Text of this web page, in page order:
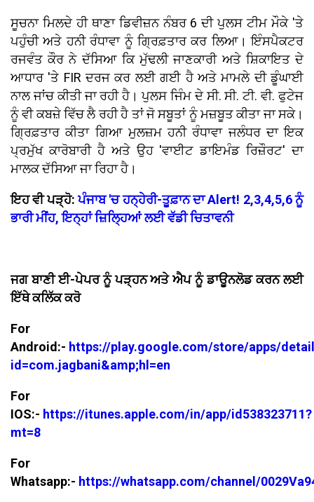
ਸੂਚਨਾ ਮਿਲਦੇ ਹੀ ਥਾਣਾ ਡਿਵੀਜ਼ਨ ਨੰਬਰ 6 ਦੀ ਪੁਲਸ ਟੀਮ ਮੌਕੇ 'ਤੇ
ਪਹੁੰਚੀ ਅਤੇ ਹਨੀ ਰੰਧਾਵਾ ਨੂੰ ਗ੍ਰਿਫ਼ਤਾਰ ਕਰ ਲਿਆ। ਇੰਸਪੈਕਟਰ
ਰਜਵੰਤ ਕੌਰ ਨੇ ਦੱਸਿਆ ਕਿ ਮੁੱਢਲੀ ਜਾਣਕਾਰੀ ਅਤੇ ਸ਼ਿਕਾਇਤ ਦੇ
ਆਧਾਰ 'ਤੇ FIR ਦਰਜ ਕਰ ਲਈ ਗਈ ਹੈ ਅਤੇ ਮਾਮਲੇ ਦੀ ਡੂੰਘਾਈ
ਨਾਲ ਜਾਂਚ ਕੀਤੀ ਜਾ ਰਹੀ ਹੈ। ਪੁਲਸ ਜਿੰਮ ਦੇ ਸੀ. ਸੀ. ਟੀ. ਵੀ. ਫੁਟੇਜ
ਨੂੰ ਵੀ ਕਬਜ਼ੇ ਵਿੱਚ ਲੈ ਰਹੀ ਹੈ ਤਾਂ ਜੋ ਸਬੂਤਾਂ ਨੂੰ ਮਜ਼ਬੂਤ ਕੀਤਾ ਜਾ ਸਕੇ।
ਗ੍ਰਿਫ਼ਤਾਰ ਕੀਤਾ ਗਿਆ ਮੁਲਜ਼ਮ ਹਨੀ ਰੰਧਾਵਾ ਜਲੰਧਰ ਦਾ ਇਕ
ਪ੍ਰਮੁੱਖ ਕਾਰੋਬਾਰੀ ਹੈ ਅਤੇ ਉਹ 'ਵਾਈਟ ਡਾਇਮੰਡ ਰਿਜ਼ੌਰਟ' ਦਾ
ਮਾਲਕ ਦੱਸਿਆ ਜਾ ਰਿਹਾ ਹੈ।
ਇਹ ਵੀ ਪੜ੍ਹੋ:ਪੰਜਾਬ 'ਚ ਹਨ੍ਹੇਰੀ-ਤੂਫ਼ਾਨ ਦਾ Alert! 2,3,4,5,6 ਨੂੰ
ਭਾਰੀ ਮੀਂਹ, ਇਨ੍ਹਾਂ ਜ਼ਿਲ੍ਹਿਆਂ ਲਈ ਵੱਡੀ ਚਿਤਾਵਨੀ
ਜਗ ਬਾਣੀ ਈ-ਪੇਪਰ ਨੂੰ ਪੜ੍ਹਨ ਅਤੇ ਐਪ ਨੂੰ ਡਾਊਨਲੋਡ ਕਰਨ ਲਈ
ਇੱਥੇ ਕਲਿੱਕ ਕਰੋ
For
Android:- https://play.google.com/store/apps/
id=com.jagbani&amp;hl=en
For
IOS:- https://itunes.apple.com/in/app/id538323711?
mt=8
For
Whatsapp:- https://whatsapp.com/channel/